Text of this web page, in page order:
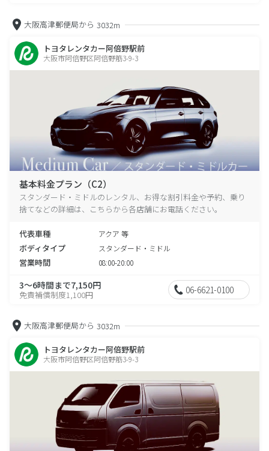
大阪高津郵便局から 3032m
トヨタレンタカー阿倍野駅前
大阪市阿倍野区阿倍野筋3-9-3
基本料金プラン（C2）
スタンダード・ミドルのレンタル、お得な割引料金や予約、乗り
捨てなどの詳細は、こちらから各店舗にお電話ください。
代表車種 アクア 等
ボディタイプ スタンダード・ミドル
営業時間 08:00-20:00
3～6時間まで7,150円
免責補償制度1,100円 06-6621-0100
大阪高津郵便局から 3032m
トヨタレンタカー阿倍野駅前
大阪市阿倍野区阿倍野筋3-9-3